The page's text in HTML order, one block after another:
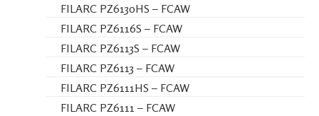
FILARC PZ6130HS – FCAW
FILARC PZ6116S – FCAW
FILARC PZ6113S – FCAW
FILARC PZ6113 – FCAW
FILARC PZ6111HS – FCAW
FILARC PZ6111 – FCAW